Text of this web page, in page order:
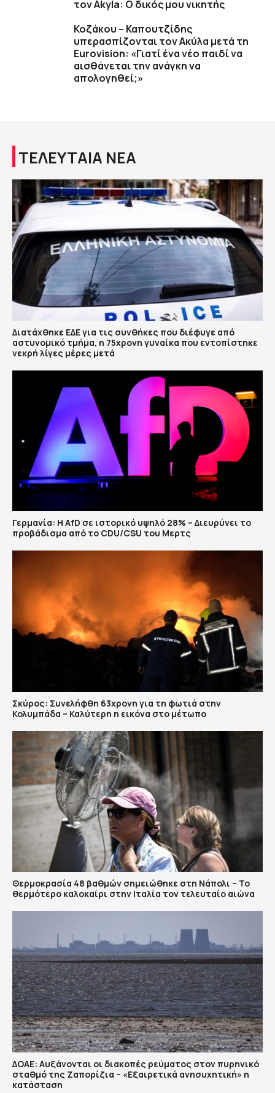
τον Akyla: Ο δικός μου νικητής
Κοζάκου – Καπουτζίδης
υπερασπίζονται τον Ακύλα μετά τη
Eurovision: «Γιατί ένα νέο παιδί να
αισθάνεται την ανάγκη να
απολογηθεί;»
ΤΕΛΕΥΤΑΙΑ ΝΕΑ
Διατάχθηκε ΕΔΕ για τις συνθήκες που διέφυγε από
αστυνομικό τμήμα, η 75χρονη γυναίκα που εντοπίστηκε
νεκρή λίγες μέρες μετά
Γερμανία: Η AfD σε ιστορικό υψηλό 28% – Διευρύνει το
προβάδισμα από το CDU/CSU του Μερτς
Σκύρος: Συνελήφθη 63χρονη για τη φωτιά στην
Κολυμπάδα – Καλύτερη η εικόνα στο μέτωπο
Θερμοκρασία 48 βαθμών σημειώθηκε στη Νάπολι – Το
θερμότερο καλοκαίρι στην Ιταλία τον τελευταίο αιώνα
ΔΟΑΕ: Αυξάνονται οι διακοπές ρεύματος στον πυρηνικό
σταθμό της Ζαπορίζια – «Εξαιρετικά ανησυχητική» η
κατάσταση